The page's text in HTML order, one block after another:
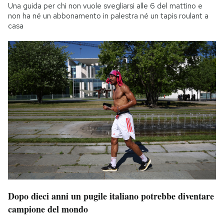
Una guida per chi non vuole svegliarsi alle 6 del mattino e
non ha né un abbonamento in palestra né un tapis roulant a
casa
Dopo dieci anni un pugile italiano potrebbe diventare
campione del mondo